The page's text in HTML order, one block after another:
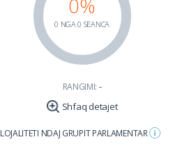
0%
0 NGA 0 SEANCA
RANGIMI: -
Shfaq detajet
LOJALITETI NDAJ GRUPIT PARLAMENTAR